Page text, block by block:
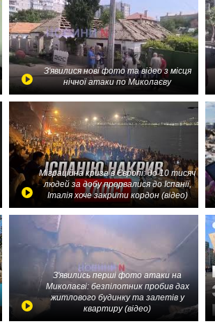
З'явилися нові фото та відео з місця
нічної атаки по Миколаєву
Міграційна криза в Європі: до 10 тисяч
людей за добу прорвалися до Іспанії,
Італія хоче закрити кордон (відео)
З'явились перші фото атаки на
Миколаєві: безпілотник пробив дах
житлового будинку та залетів у
квартиру (відео)